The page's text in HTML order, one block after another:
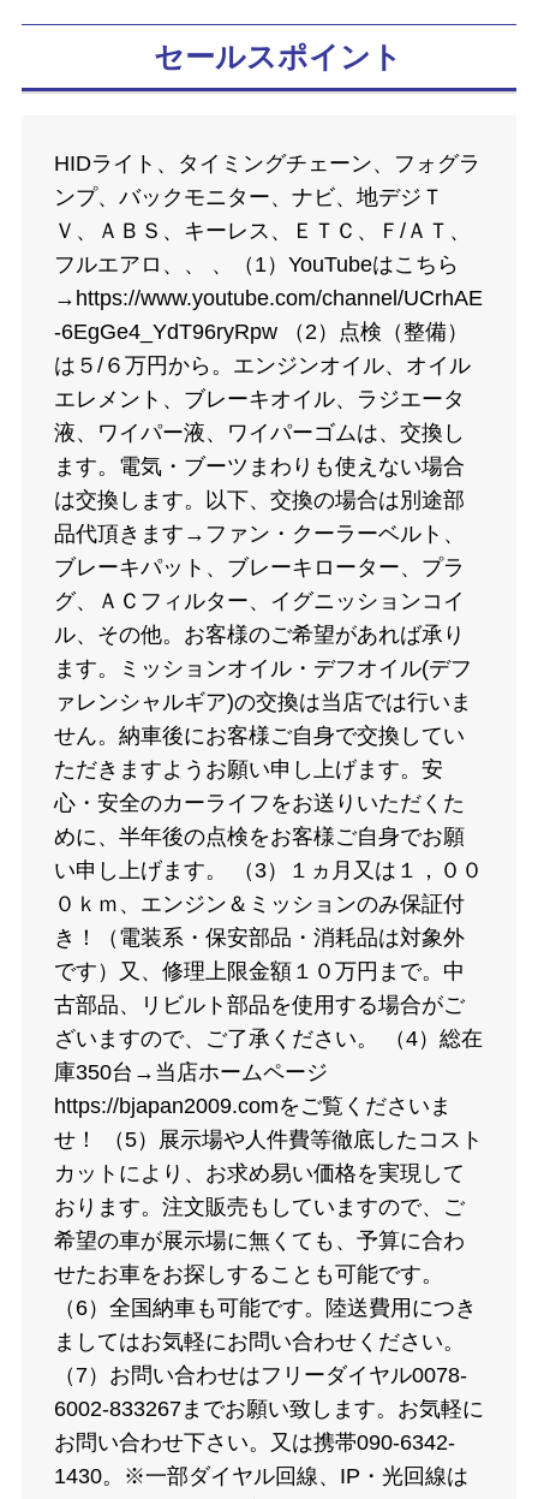
セールスポイント
HIDライト、タイミングチェーン、フォグラ
ンプ、バックモニター、ナビ、地デジＴ
Ｖ、ＡＢＳ、キーレス、ＥＴＣ、Ｆ/ＡＴ、
フルエアロ、、 、（1）YouTubeはこちら
→https://www.youtube.com/channel/UCrhAE
-6EgGe4_YdT96ryRpw （2）点検（整備）
は５/６万円から。エンジンオイル、オイル
エレメント、ブレーキオイル、ラジエータ
液、ワイパー液、ワイパーゴムは、交換し
ます。電気・ブーツまわりも使えない場合
は交換します。以下、交換の場合は別途部
品代頂きます→ファン・クーラーベルト、
ブレーキパット、ブレーキローター、プラ
グ、ＡＣフィルター、イグニッションコイ
ル、その他。お客様のご希望があれば承り
ます。ミッションオイル・デフオイル(デフ
ァレンシャルギア)の交換は当店では行いま
せん。納車後にお客様ご自身で交換してい
ただきますようお願い申し上げます。安
心・安全のカーライフをお送りいただくた
めに、半年後の点検をお客様ご自身でお願
い申し上げます。 （3）１ヵ月又は１，００
０ｋｍ、エンジン＆ミッションのみ保証付
き！（電装系・保安部品・消耗品は対象外
です）又、修理上限金額１０万円まで。中
古部品、リビルト部品を使用する場合がご
ざいますので、ご了承ください。 （4）総在
庫350台→当店ホームページ
https://bjapan2009.comをご覧くださいま
せ！ （5）展示場や人件費等徹底したコスト
カットにより、お求め易い価格を実現して
おります。注文販売もしていますので、ご
希望の車が展示場に無くても、予算に合わ
せたお車をお探しすることも可能です。
（6）全国納車も可能です。陸送費用につき
ましてはお気軽にお問い合わせください。
（7）お問い合わせはフリーダイヤル0078-
6002-833267までお願い致します。お気軽に
お問い合わせ下さい。又は携帯090-6342-
1430。※一部ダイヤル回線、IP・光回線は